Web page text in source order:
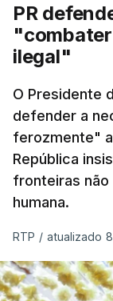
articulação
Nacional e a
apreendida
em todo o ano
A ação de
de
utilizam a
c/ Lusa
PR
ilegal"
O Presidente
defender a
ferozmente"
República
fronteiras não
humana.
RTP / atualizado